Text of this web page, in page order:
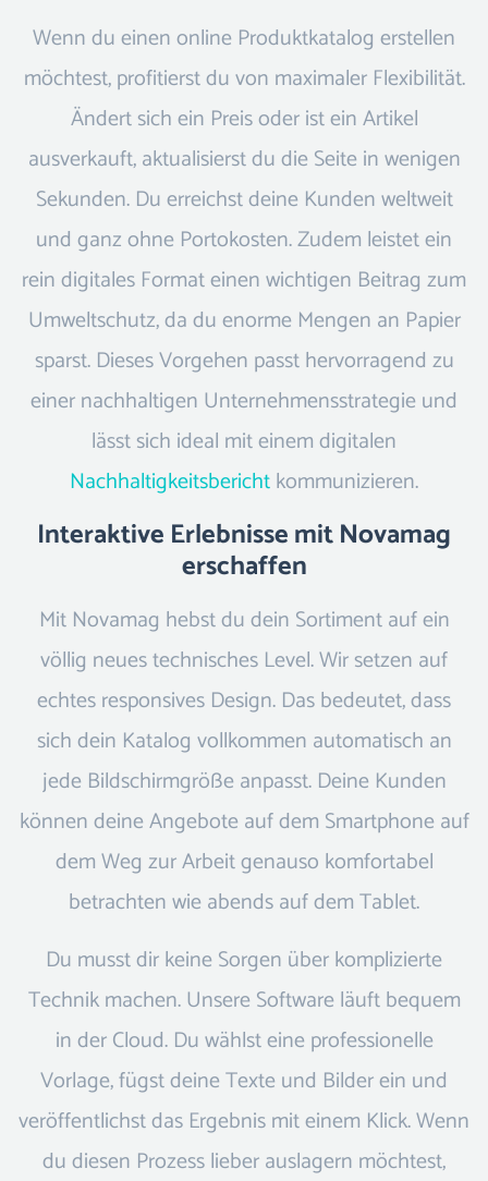
Wenn du einen online Produktkatalog erstellen
möchtest, profitierst du von maximaler Flexibilität.
Ändert sich ein Preis oder ist ein Artikel
ausverkauft, aktualisierst du die Seite in wenigen
Sekunden. Du erreichst deine Kunden weltweit
und ganz ohne Portokosten. Zudem leistet ein
rein digitales Format einen wichtigen Beitrag zum
Umweltschutz, da du enorme Mengen an Papier
sparst. Dieses Vorgehen passt hervorragend zu
einer nachhaltigen Unternehmensstrategie und
lässt sich ideal mit einem digitalen
Nachhaltigkeitsberichtkommunizieren.
Interaktive Erlebnisse mit Novamag
erschaffen
Mit Novamag hebst du dein Sortiment auf ein
völlig neues technisches Level. Wir setzen auf
echtes responsives Design. Das bedeutet, dass
sich dein Katalog vollkommen automatisch an
jede Bildschirmgröße anpasst. Deine Kunden
können deine Angebote auf dem Smartphone auf
dem Weg zur Arbeit genauso komfortabel
betrachten wie abends auf dem Tablet.
Du musst dir keine Sorgen über komplizierte
Technik machen. Unsere Software läuft bequem
in der Cloud. Du wählst eine professionelle
Vorlage, fügst deine Texte und Bilder ein und
veröffentlichst das Ergebnis mit einem Klick. Wenn
du diesen Prozess lieber auslagern möchtest,